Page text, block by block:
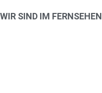
WIR SIND IM FERNSEHEN